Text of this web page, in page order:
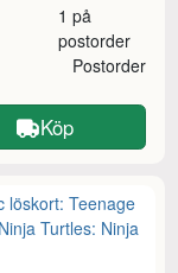
1 på
postorder
Postorder
Köp